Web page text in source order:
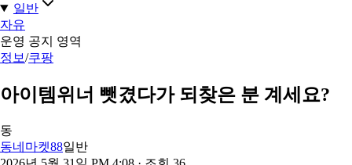
일반
자유
운영 공지 영역
정보/쿠팡
아이템위너 뺏겼다가 되찾은 분 계세요?
동
동네마켓88일반